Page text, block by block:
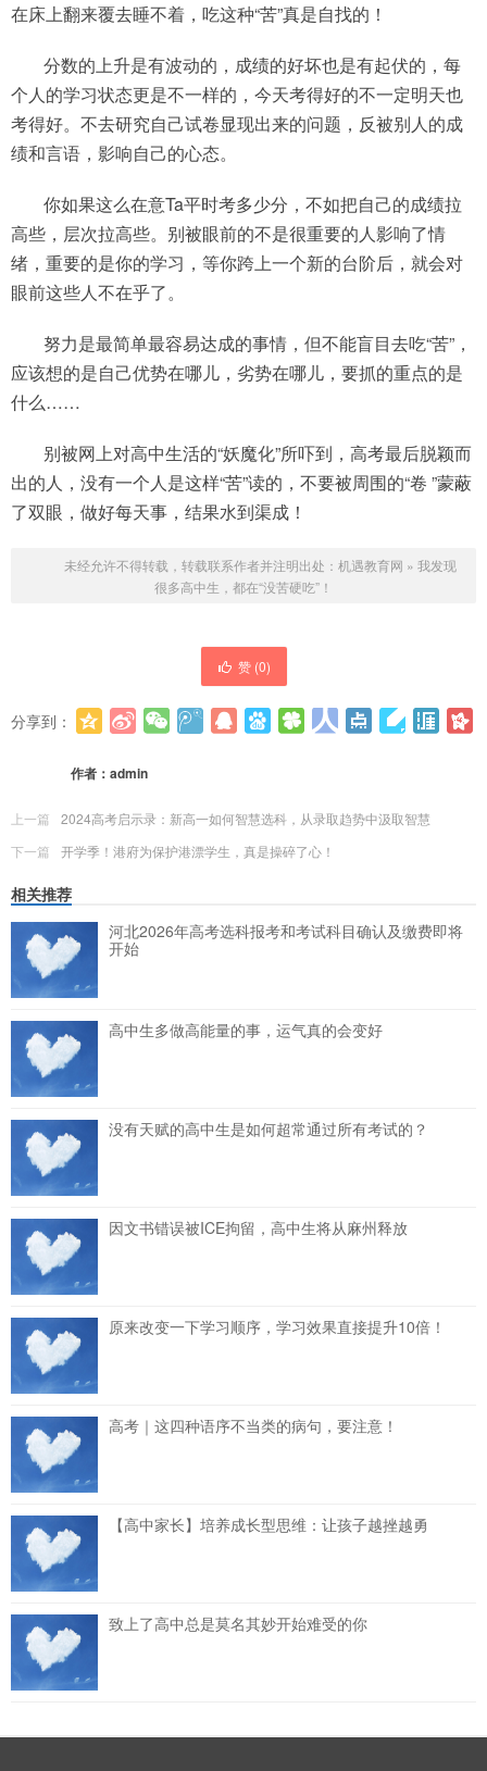
在床上翻来覆去睡不着，吃这种“苦”真是自找的！
分数的上升是有波动的，成绩的好坏也是有起伏的，每
个人的学习状态更是不一样的，今天考得好的不一定明天也
考得好。不去研究自己试卷显现出来的问题，反被别人的成
绩和言语，影响自己的心态。
你如果这么在意Ta平时考多少分，不如把自己的成绩拉
高些，层次拉高些。别被眼前的不是很重要的人影响了情
绪，重要的是你的学习，等你跨上一个新的台阶后，就会对
眼前这些人不在乎了。
努力是最简单最容易达成的事情，但不能盲目去吃“苦”，
应该想的是自己优势在哪儿，劣势在哪儿，要抓的重点的是
什么……
别被网上对高中生活的“妖魔化”所吓到，高考最后脱颖而
出的人，没有一个人是这样“苦”读的，不要被周围的“卷 ”蒙蔽
了双眼，做好每天事，结果水到渠成！
未经允许不得转载，转载联系作者并注明出处： 机遇教育网 » 我发现
很多高中生，都在“没苦硬吃”！
赞 (0)
分享到：
作者： admin
上一篇
2024高考启示录：新高一如何智慧选科，从录取趋势中汲取智慧
下一篇
开学季！港府为保护港漂学生，真是操碎了心！
相关推荐
河北2026年高考选科报考和考试科目确认及缴费即将
开始
高中生多做高能量的事，运气真的会变好
没有天赋的高中生是如何超常通过所有考试的？
因文书错误被ICE拘留，高中生将从麻州释放
原来改变一下学习顺序，学习效果直接提升10倍！
高考｜这四种语序不当类的病句，要注意！
【高中家长】培养成长型思维：让孩子越挫越勇
致上了高中总是莫名其妙开始难受的你